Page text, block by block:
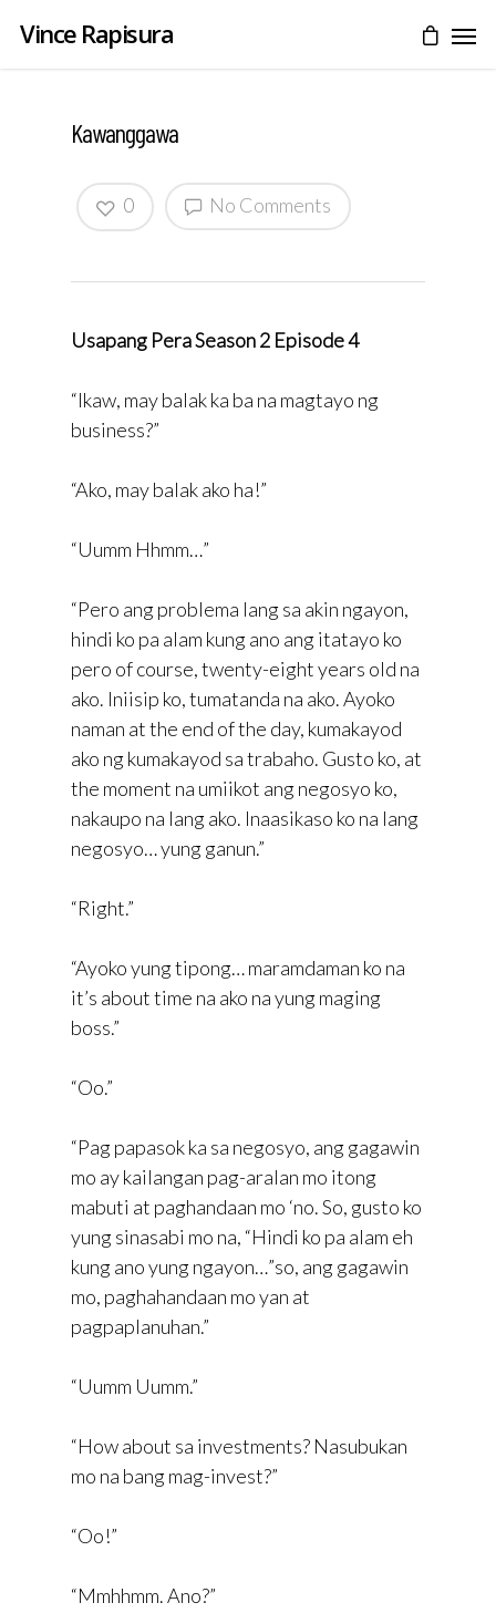
Vince Rapisura
Kawanggawa
No Comments
0
Usapang Pera Season 2 Episode 4
“Ikaw, may balak ka ba na magtayo ng
business?”
“Ako, may balak ako ha!”
“Uumm Hhmm…”
“Pero ang problema lang sa akin ngayon,
hindi ko pa alam kung ano ang itatayo ko
pero of course, twenty-eight years old na
ako. Iniisip ko, tumatanda na ako. Ayoko
naman at the end of the day, kumakayod
ako ng kumakayod sa trabaho. Gusto ko, at
the moment na umiikot ang negosyo ko,
nakaupo na lang ako. Inaasikaso ko na lang
negosyo… yung ganun.”
“Right.”
“Ayoko yung tipong… maramdaman ko na
it’s about time na ako na yung maging
boss.”
“Oo.”
“Pag papasok ka sa negosyo, ang gagawin
mo ay kailangan pag-aralan mo itong
mabuti at paghandaan mo ‘no. So, gusto ko
yung sinasabi mo na, “Hindi ko pa alam eh
kung ano yung ngayon…”so, ang gagawin
mo, paghahandaan mo yan at
pagpaplanuhan.”
“Uumm Uumm.”
“How about sa investments? Nasubukan
mo na bang mag-invest?”
“Oo!”
“Mmhhmm. Ano?”